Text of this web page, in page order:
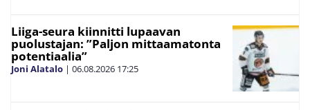
Liiga-seura kiinnitti lupaavan
puolustajan: ”Paljon mittaamatonta
potentiaalia”
Joni Alatalo | 06.08.2026 17:25